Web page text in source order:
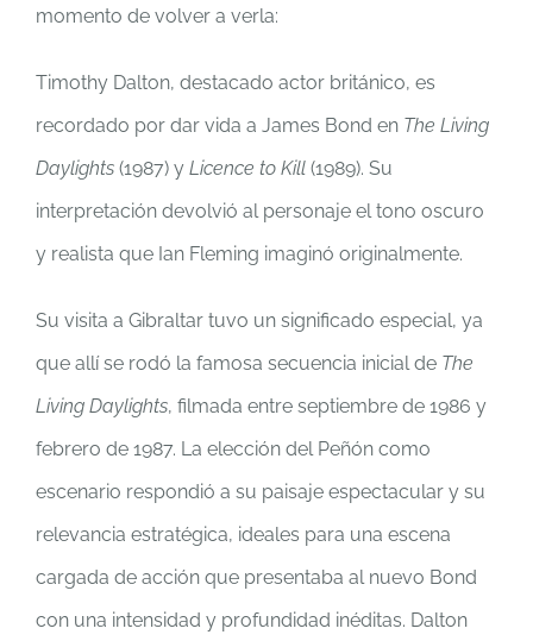
momento de volver a verla:
Timothy Dalton, destacado actor británico, es
recordado por dar vida a James Bond en The Living
Daylights (1987) y Licence to Kill (1989). Su
interpretación devolvió al personaje el tono oscuro
y realista que Ian Fleming imaginó originalmente.
Su visita a Gibraltar tuvo un significado especial, ya
que allí se rodó la famosa secuencia inicial de The
Living Daylights, filmada entre septiembre de 1986 y
febrero de 1987. La elección del Peñón como
escenario respondió a su paisaje espectacular y su
relevancia estratégica, ideales para una escena
cargada de acción que presentaba al nuevo Bond
con una intensidad y profundidad inéditas. Dalton